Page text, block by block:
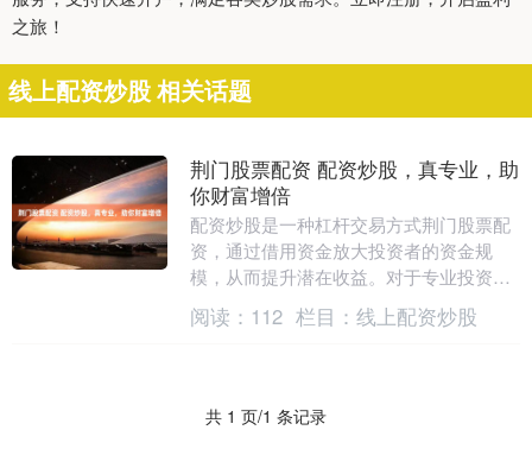
之旅！
线上配资炒股 相关话题
荆门股票配资 配资炒股，真专业，助
你财富增倍
配资炒股是一种杠杆交易方式荆门股票配
资，通过借用资金放大投资者的资金规
模，从而提升潜在收益。对于专业投资者
而言，配资炒股可以成为财富增倍的利
器。 * **资金门....
阅读： 112 栏目： 线上配资炒股
共 1 页/1 条记录